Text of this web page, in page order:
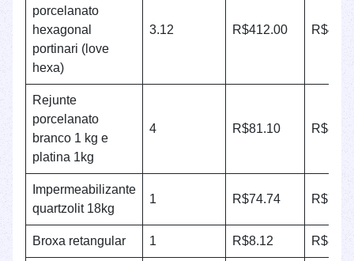
porcelanato
hexagonal
portinari (love
hexa)
3.12 R$412.00
Rejunte
porcelanato
branco 1 kg e
platina 1kg
4 R$81.10
Impermeabilizante
quartzolit 18kg
1 R$74.74
Broxa retangular 1 R$8.12 R$8.12